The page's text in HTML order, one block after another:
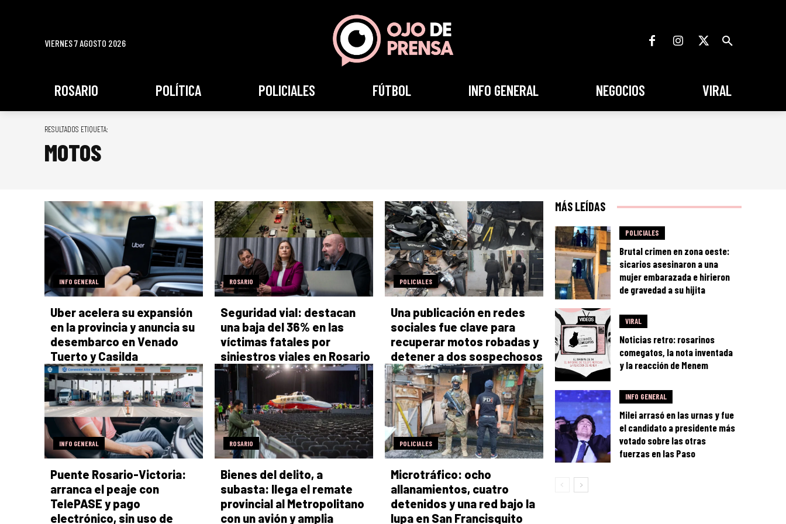
VIERNES 7 AGOSTO 2026
ROSARIO POLÍTICA POLICIALES FÚTBOL INFO GENERAL NEGOCIOS VIRAL
RESULTADOS ETIQUETA:
MOTOS
INFO GENERAL
Uber acelera su expansión
en la provincia y anuncia su
desembarco en Venado
Tuerto y Casilda
ROSARIO
Seguridad vial: destacan
una baja del 36% en las
víctimas fatales por
siniestros viales en Rosario
POLICIALES
Una publicación en redes
sociales fue clave para
recuperar motos robadas y
detener a dos sospechosos
INFO GENERAL
Puente Rosario-Victoria:
arranca el peaje con
TelePASE y pago
electrónico, sin uso de
ROSARIO
Bienes del delito, a
subasta: llega el remate
provincial al Metropolitano
con un avión y amplia
POLICIALES
Microtráfico: ocho
allanamientos, cuatro
detenidos y una red bajo la
lupa en San Francisquito
MÁS LEÍDAS
POLICIALES
Brutal crimen en zona oeste:
sicarios asesinaron a una
mujer embarazada e hirieron
de gravedad a su hijita
VIRAL
Noticias retro: rosarinos
comegatos, la nota inventada
y la reacción de Menem
INFO GENERAL
Milei arrasó en las urnas y fue
el candidato a presidente más
votado sobre las otras
fuerzas en las Paso